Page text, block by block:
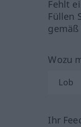
Fehlt
Füllen
Wozu
Ihr